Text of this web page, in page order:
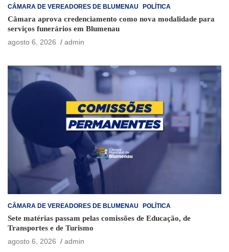
CÂMARA DE VEREADORES DE BLUMENAU POLÍTICA
Câmara aprova credenciamento como nova modalidade para
serviços funerários em Blumenau
agosto 6, 2026
admin
CÂMARA DE VEREADORES DE BLUMENAU POLÍTICA
Sete matérias passam pelas comissões de Educação, de
Transportes e de Turismo
agosto 6, 2026
admin